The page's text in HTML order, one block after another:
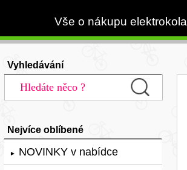
Vše o nákupu elektrokola
Vyhledávání
Nejvíce oblíbené
► NOVINKY v nabídce